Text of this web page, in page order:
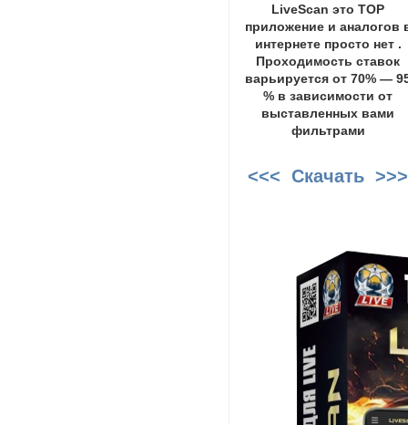
LiveScan это ТОР
приложение и аналогов
интернете просто нет .
Проходимость ставок
варьируется от 70% —
% в зависимости от
выставленных вами
фильтрами
<<< Скачать >>>